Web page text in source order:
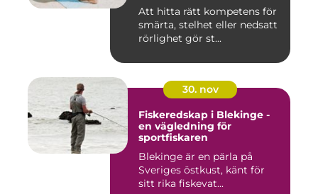
Att hitta rätt kompetens för
smärta, stelhet eller nedsatt
rörlighet gör st...
30. nov
Fiskeredskap i Blekinge -
en vägledning för
sportfiskaren
Blekinge är en pärla på
Sveriges östkust, känt för
sitt rika fiskevat...